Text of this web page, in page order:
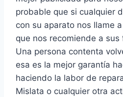
probable que si cualquier
con su aparato nos llame
que nos recomiende a
Una persona contenta
esa es la mejor garantía
haciendo la labor de
Mislata o cualquier otra